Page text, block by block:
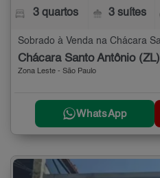
3 quartos 3 suítes
Chácara Santo Antônio (ZL)
Zona Leste - São Paulo
WhatsApp